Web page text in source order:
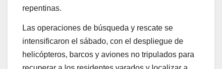
repentinas.
Las operaciones de búsqueda y rescate se
intensificaron el sábado, con el despliegue de
helicópteros, barcos y aviones no tripulados para